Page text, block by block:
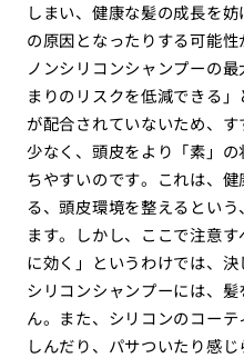
しまい、健康な髪の成長を
の原因となったりする可能性
ノンシリコンシャンプーの
まりのリスクを低減できる
が配合されていないため、
少なく、頭皮をより「素」
ちやすいのです。これは、
る、頭皮環境を整えるとい
ます。しかし、ここで注意
に効く」というわけでは、
シリコンシャンプーには、
ん。また、シリコンのコー
しんだり、パサついたり感